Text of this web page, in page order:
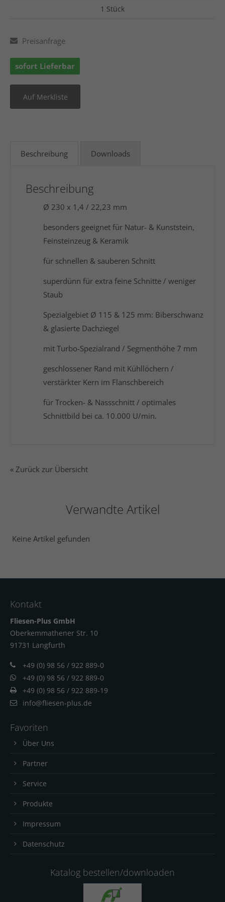
1 Stück
Preisanfrage
sofort Lieferbar
Beschreibung Downloads
Beschreibung
Ø 230 x 1,4 / 22,23 mm
besonders geeignet für Natur- & Kunststein,
Feinsteinzeug & Keramik
für schnellen & sauberen Schnitt
superdünn für extra feine Schnitte / weniger
Staub
Spezialgebiet Ø 115 & 125 mm: Biberschwanz
& glasierte Dachziegel
mit Turbo-Spezialrand / Segmenthöhe 7 mm
geschlossener Rand mit Kühllöchern /
verstärkter Kern im Flanschbereich
für Trocken- & Nassschnitt / optimales
Schnittbild bei ca. 10.000 U/min.
« Zurück zur Übersicht
Verwandte Artikel
Keine Artikel gefunden
Kontakt
Fliesen-Plus GmbH
Oberkemmathener Str. 10
91731 Langfurth
+49 (0) 98 56 / 922 889-0
+49 (0) 98 56 / 922 889-0
+49 (0) 98 56 / 922 889-19
info@fliesen-plus.de
Favoriten
Über Uns
Partner
Service
Produkte
Impressum
Datenschutz
Katalog bestellen/downloaden